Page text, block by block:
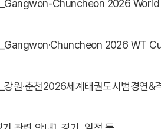
Chuncheon 2026
2026 WT
원·춘천2026세계태권도시범경연&